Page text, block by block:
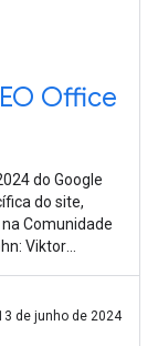
Office
do Google
do site,
Comunidade
Viktor
de junho de 2024